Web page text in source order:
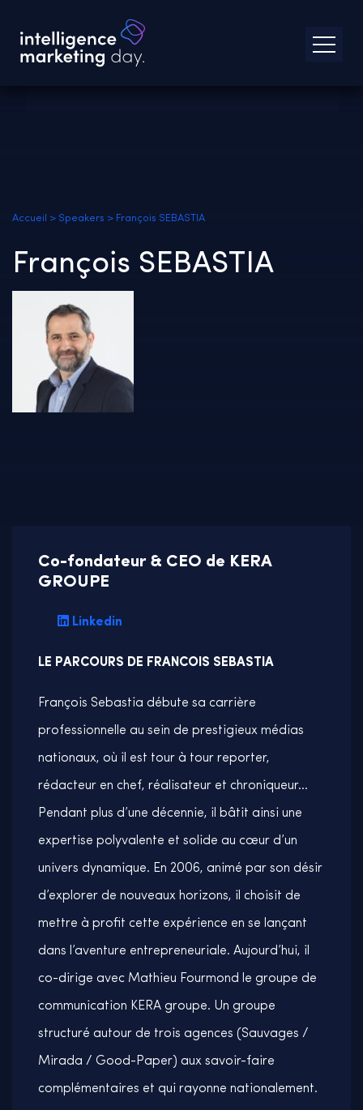
Accueil > Speakers > François SEBASTIA
François SEBASTIA
Co-fondateur & CEO de KERA
GROUPE
Linkedin
LE PARCOURS DE FRANCOIS SEBASTIA
François Sebastia débute sa carrière
professionnelle au sein de prestigieux médias
nationaux, où il est tour à tour reporter,
rédacteur en chef, réalisateur et chroniqueur…
Pendant plus d’une décennie, il bâtit ainsi une
expertise polyvalente et solide au cœur d’un
univers dynamique. En 2006, animé par son désir
d’explorer de nouveaux horizons, il choisit de
mettre à profit cette expérience en se lançant
dans l’aventure entrepreneuriale. Aujourd’hui, il
co-dirige avec Mathieu Fourmond le groupe de
communication KERA groupe. Un groupe
structuré autour de trois agences (Sauvages /
Mirada / Good-Paper) aux savoir-faire
complémentaires et qui rayonne nationalement.